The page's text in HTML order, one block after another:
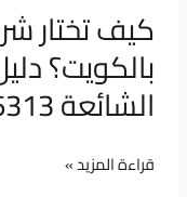
كيف تختار
بالكويت؟
الشائعة 98006313
الأخطاء
الشائعة
98006313
قراءة المزيد »